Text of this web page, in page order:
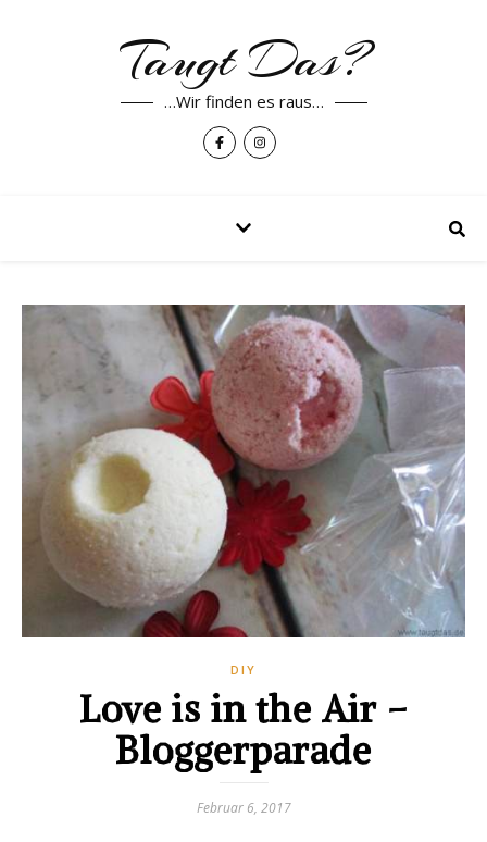
Taugt Das?
…Wir finden es raus…
DIY
Love is in the Air –
Bloggerparade
Februar 6, 2017